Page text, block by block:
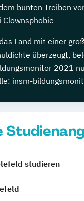
bunten Treiben
Clownsphobie
Land mit einer
überzeugt,
2021
insm-
studieren